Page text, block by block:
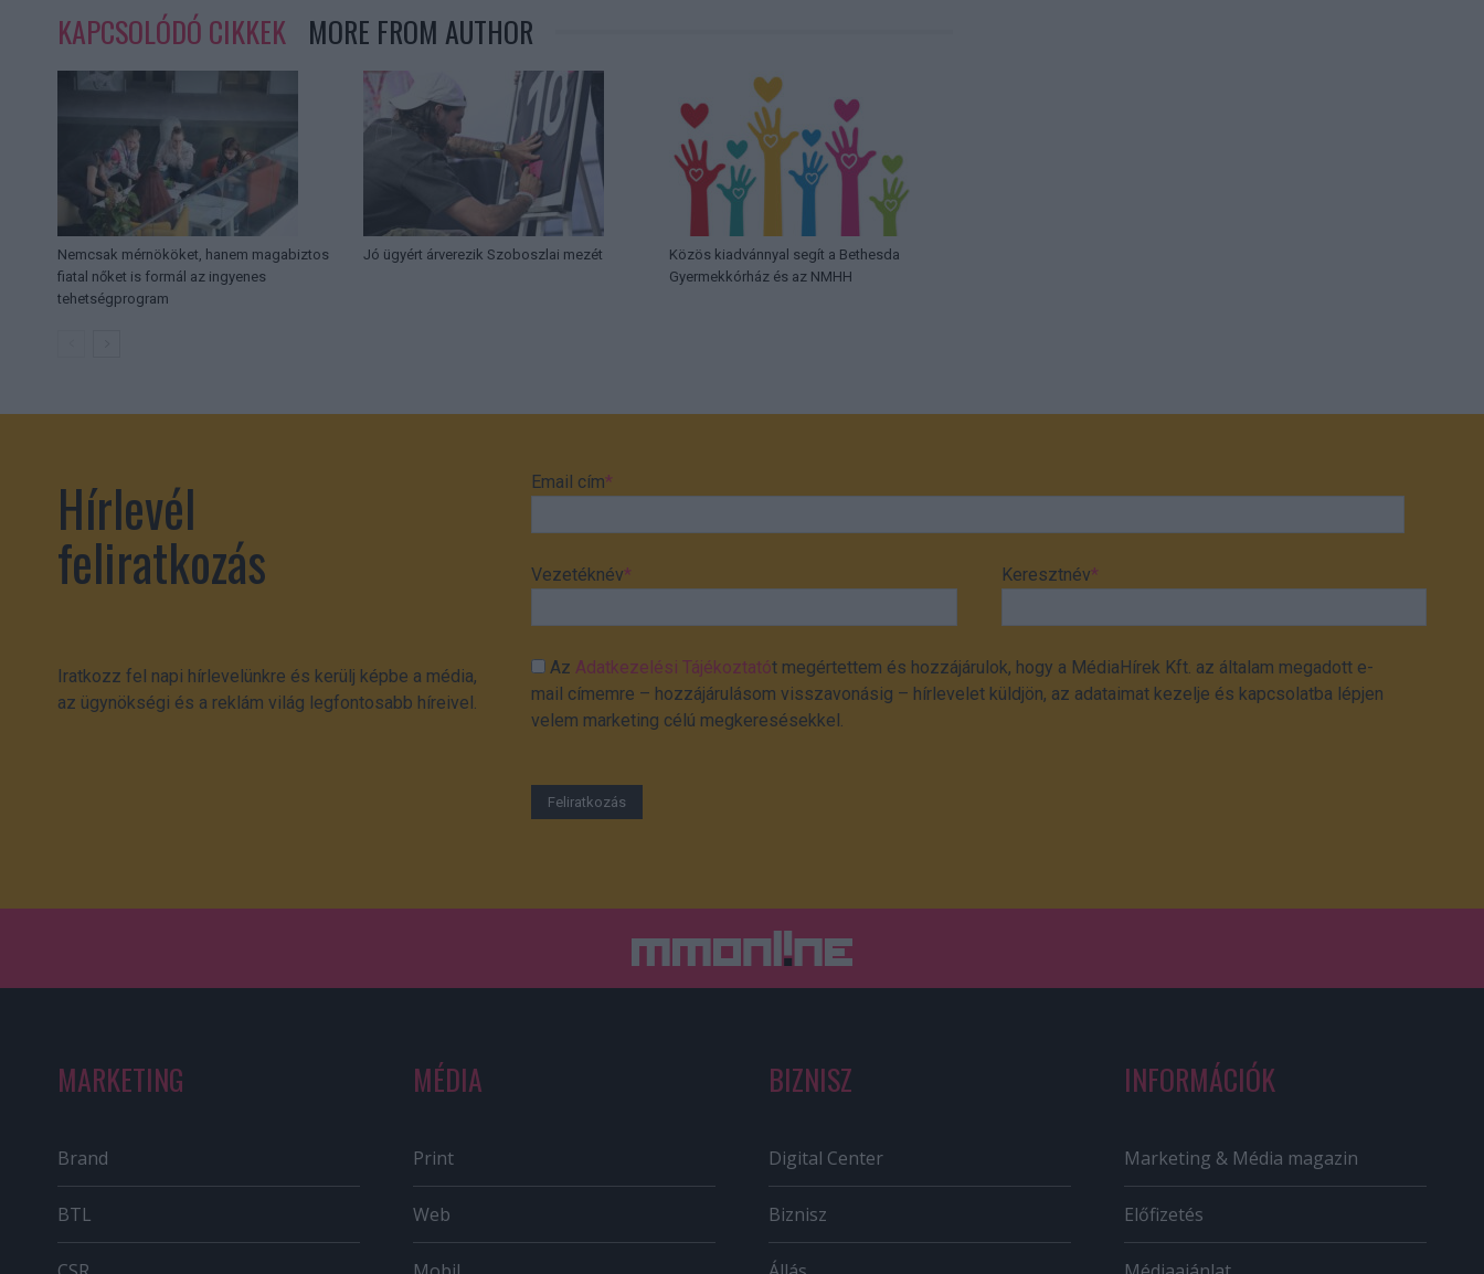
KAPCSOLÓDÓ CIKKEK MORE FROM AUTHOR
Nemcsak mérnököket, hanem magabiztos
fiatal nőket is formál az ingyenes
tehetségprogram
Jó ügyért árverezik Szoboszlai mezét
Közös kiadvánnyal segít a Bethesda
Gyermekkórház és az NMHH
Hírlevél
feliratkozás
Iratkozz fel napi hírlevelünkre és kerülj képbe a média,
az ügynökségi és a reklám világ legfontosabb híreivel.
Email cím*
Vezetéknév* Keresztnév*
Az Adatkezelési Tájékoztatót megértettem és hozzájárulok, hogy a MédiaHírek Kft. az általam megadott e-
mail címemre – hozzájárulásom visszavonásig – hírlevelet küldjön, az adataimat kezelje és kapcsolatba lépjen
velem marketing célú megkeresésekkel.
MARKETING
Brand
BTL
MÉDIA
Print
Web
BIZNISZ
Digital Center
Biznisz
INFORMÁCIÓK
Marketing & Média magazin
Előfizetés